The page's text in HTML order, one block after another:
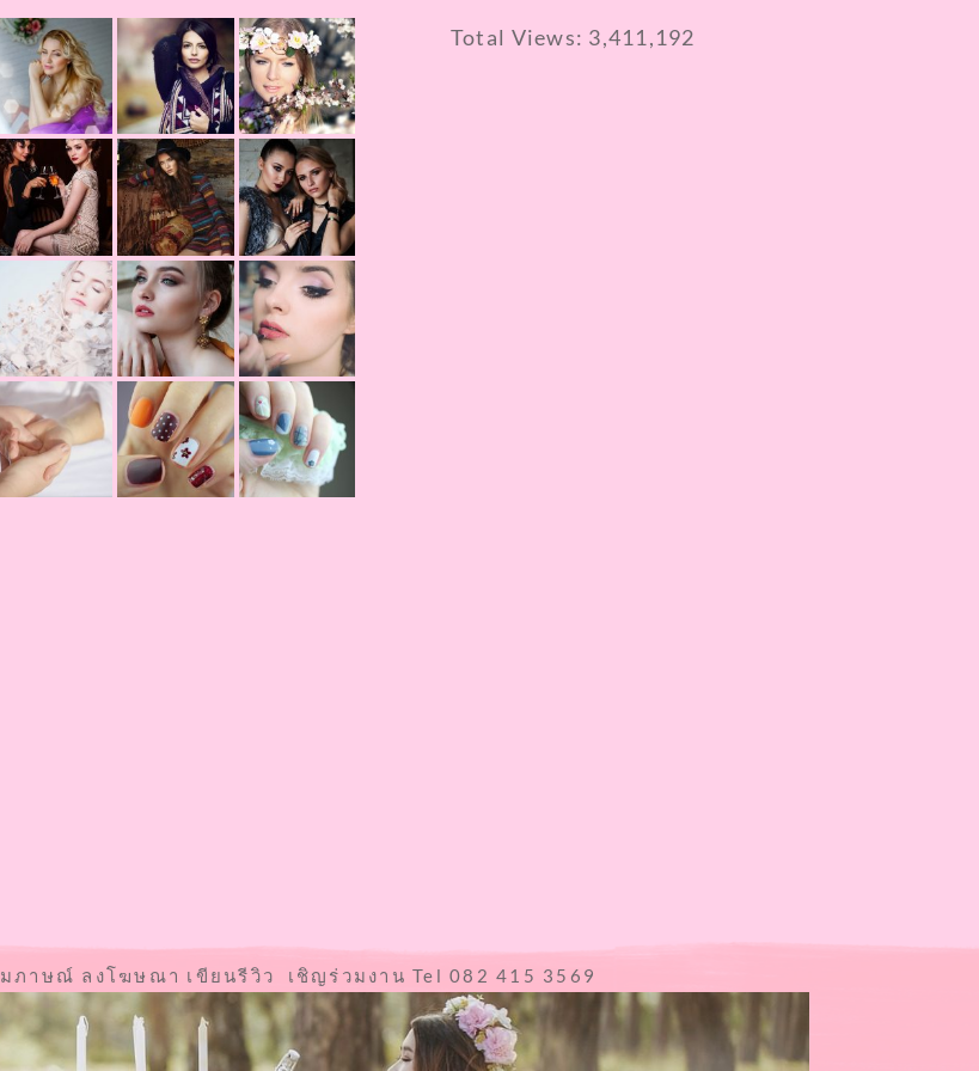
Total Views: 3,411,192
ภาษณ์ ลงโฆษณา เขียนรีวิว เชิญร่วมงาน Tel 082 415 3569